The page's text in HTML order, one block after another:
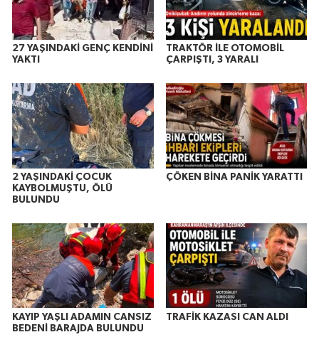
27 YAŞINDAKİ GENÇ KENDİNİ
YAKTI
TRAKTÖR İLE OTOMOBİL
ÇARPIŞTI, 3 YARALI
2 YAŞINDAKİ ÇOCUK
KAYBOLMUŞTU, ÖLÜ
BULUNDU
ÇÖKEN BİNA PANİK YARATTI
KAYIP YAŞLI ADAMIN CANSIZ
BEDENİ BARAJDA BULUNDU
TRAFİK KAZASI CAN ALDI